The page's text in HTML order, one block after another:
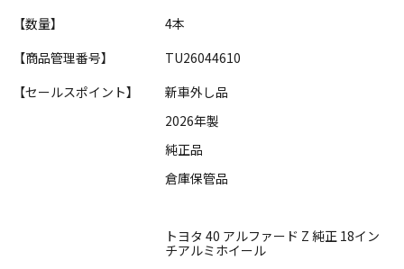
【数量】
4本
【商品管理番号】
TU26044610
【セールスポイント】
新車外し品
2026年製
純正品
倉庫保管品
トヨタ 40 アルファード Z 純正 18イン
チアルミホイール